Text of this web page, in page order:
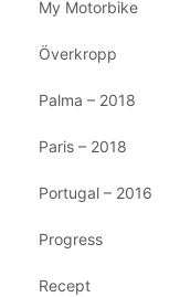
My Motorbike
Överkropp
Palma – 2018
Paris – 2018
Portugal – 2016
Progress
Recept